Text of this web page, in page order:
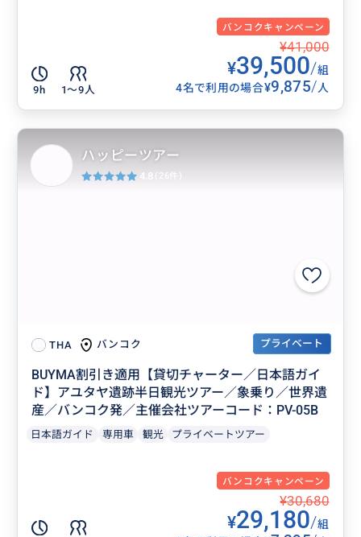
バンコクキャンペーン
9h 1〜9人
¥41,000
¥39,500/組
4名で利用の場合¥9,875/人
THA バンコク プライベート
BUYMA割引き適用【貸切チャーター／日本語ガイ
ド】アユタヤ遺跡半日観光ツアー／象乗り／世界遺
産／バンコク発／主催会社ツアーコード：PV-05B
日本語ガイド 専用車 観光 プライベートツアー
バンコクキャンペーン
¥30,680
¥29,180/組
ハッピーツアー
4.8 (26件)